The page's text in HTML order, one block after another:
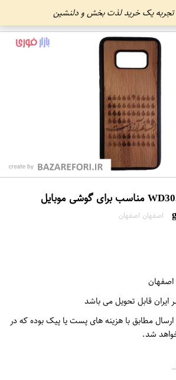
- تجربه یک خرید لذت بخش و دلنشین
کاور طرح شعر مدل WD302 مناسب برای گوشی موبایل
اصفهان اصفهان
اصفهان
ایران قابل تحویل می باشد
ارسال مطابق با هزینه های پست یا پیک بوده که در
شد.